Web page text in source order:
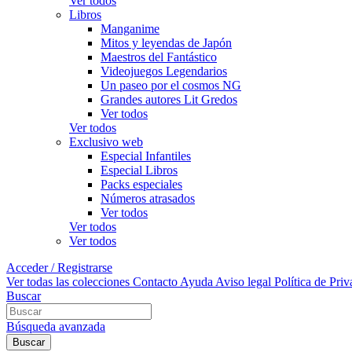
Libros
Manganime
Mitos y leyendas de Japón
Maestros del Fantástico
Videojuegos Legendarios
Un paseo por el cosmos NG
Grandes autores Lit Gredos
Ver todos
Ver todos
Exclusivo web
Especial Infantiles
Especial Libros
Packs especiales
Números atrasados
Ver todos
Ver todos
Ver todos
Acceder / Registrarse
Ver todas las colecciones Contacto Ayuda Aviso legal Política de
Buscar
Búsqueda avanzada
Buscar